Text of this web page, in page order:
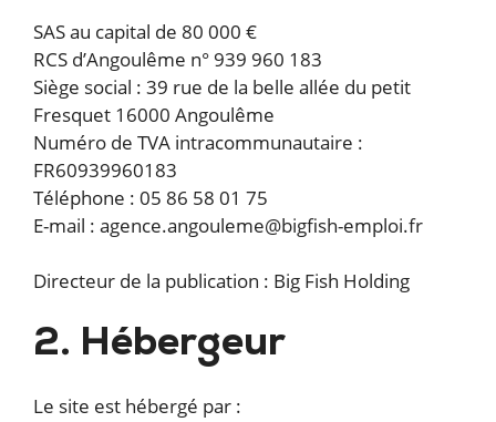
SAS au capital de 80 000 €
RCS d’Angoulême n° 939 960 183
Siège social : 39 rue de la belle allée du petit
Fresquet 16000 Angoulême
Numéro de TVA intracommunautaire :
FR60939960183
Téléphone : 05 86 58 01 75
E-mail : agence.angouleme@bigfish-emploi.fr
Directeur de la publication : Big Fish Holding
2. Hébergeur
Le site est hébergé par :